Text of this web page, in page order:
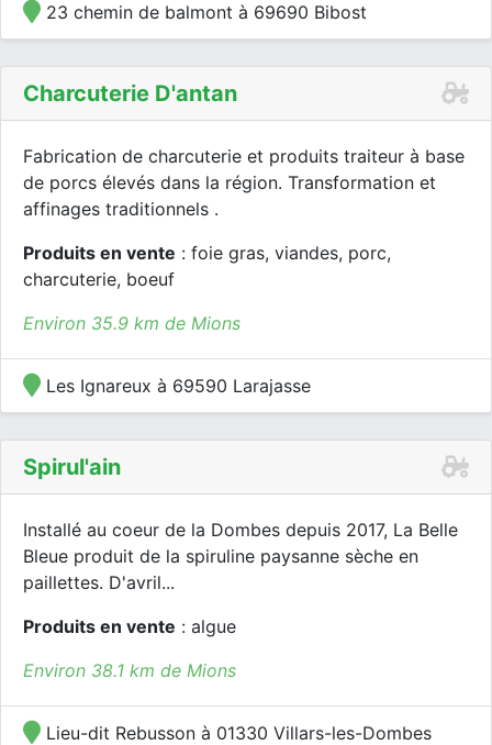
23 chemin de balmont à 69690 Bibost
Charcuterie D'antan
Fabrication de charcuterie et produits traiteur à base
de porcs élevés dans la région. Transformation et
affinages traditionnels .
Produits en vente : foie gras, viandes, porc,
charcuterie, boeuf
Environ 35.9 km de Mions
Les Ignareux à 69590 Larajasse
Spirul'ain
Installé au coeur de la Dombes depuis 2017, La Belle
Bleue produit de la spiruline paysanne sèche en
paillettes. D'avril...
Produits en vente : algue
Environ 38.1 km de Mions
Lieu-dit Rebusson à 01330 Villars-les-Dombes